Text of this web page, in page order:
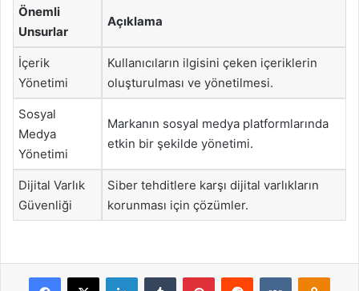
Önemli
Unsurlar
Açıklama
İçerik
Yönetimi
Kullanıcıların ilgisini çeken içeriklerin
oluşturulması ve yönetilmesi.
Sosyal
Medya
Yönetimi
Markanın sosyal medya platformlarında
etkin bir şekilde yönetimi.
Dijital Varlık
Güvenliği
Siber tehditlere karşı dijital varlıkların
korunması için çözümler.
Facebook
X LinkedInTumblr PinterestReddit VKontakte